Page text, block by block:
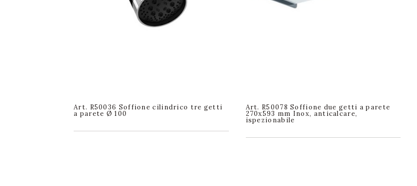
Art. R50036 Soffione cilindrico tre getti
a parete Ø 100
Art. R50078 Soffione due getti a parete
270x593 mm Inox, anticalcare,
ispezionabile